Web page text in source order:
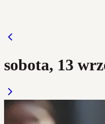
sobota, 13